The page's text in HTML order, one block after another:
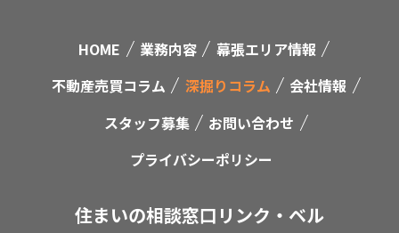
HOME 業務内容
幕張エリア情報
不動産売買コラム
深掘りコラム
会社情報
スタッフ募集
お問い合わせ
プライバシーポリシー
住まいの相談窓口リンク・ベル